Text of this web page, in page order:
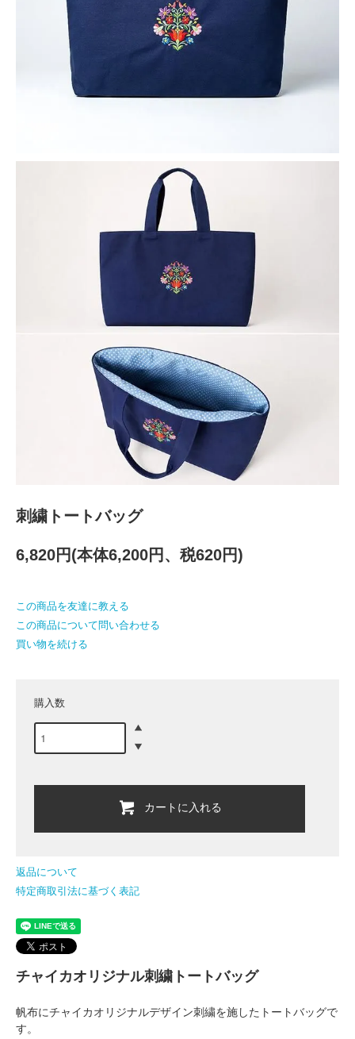
刺繍トートバッグ
6,820円(本体6,200円、税620円)
この商品を友達に教える
この商品について問い合わせる
買い物を続ける
購入数
カートに入れる
返品について
特定商取引法に基づく表記
チャイカオリジナル刺繍トートバッグ
帆布にチャイカオリジナルデザイン刺繍を施したトートバッグで
す。